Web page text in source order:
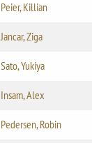
Peier, Killian
Jancar, Ziga
Sato, Yukiya
Insam, Alex
Pedersen, Robin